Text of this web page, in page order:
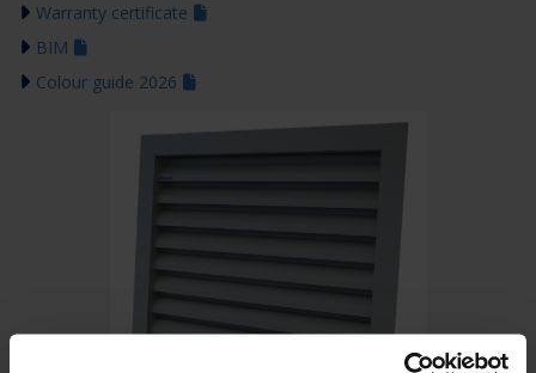
Warranty certificate
BIM
Colour guide 2026